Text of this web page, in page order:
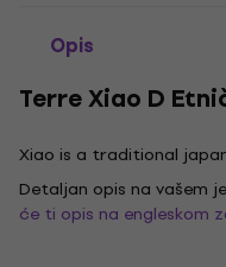
Opis
Terre Xiao D
Xiao is a traditional
Detaljan opis na vašem
će ti opis na engleskom